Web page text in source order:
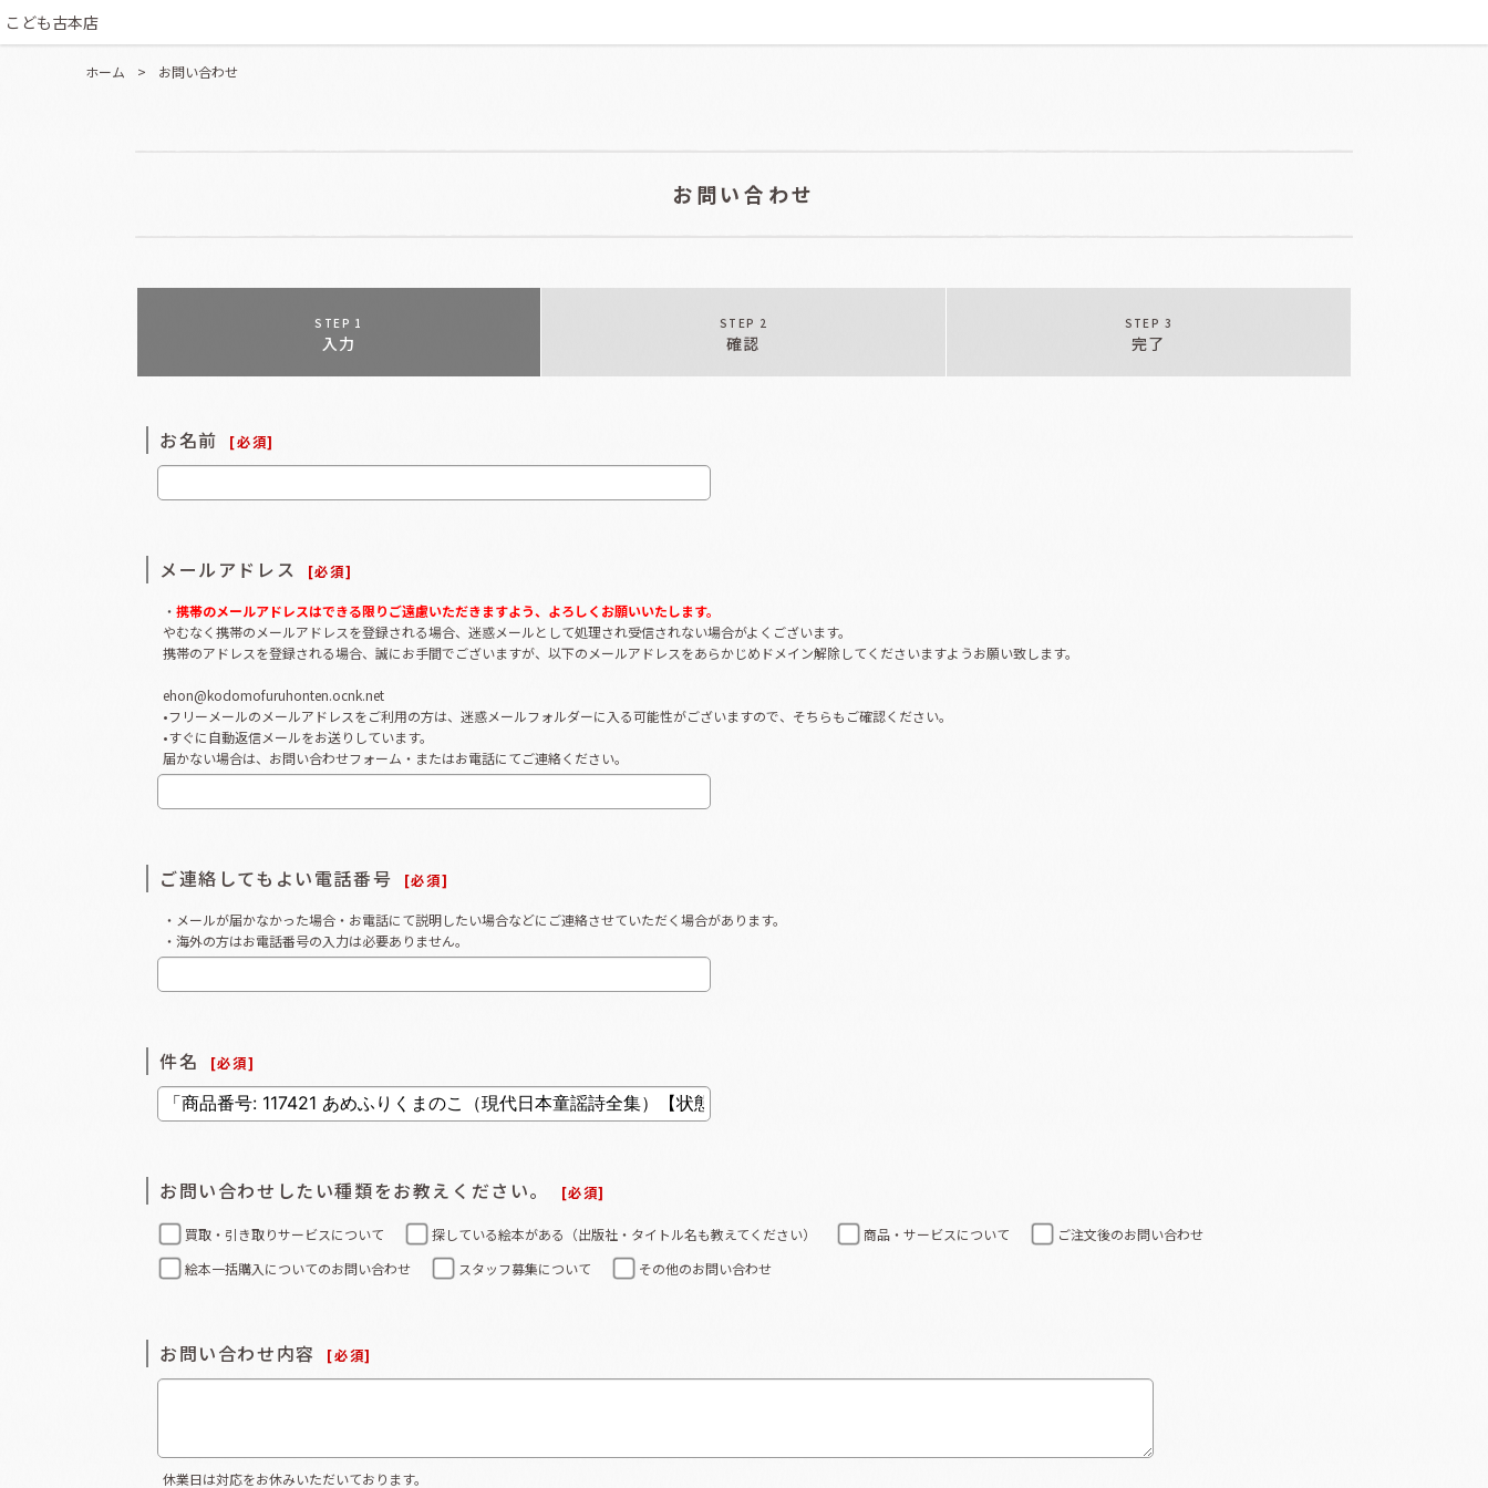
こども古本店
ホーム > お問い合わせ
お問い合わせ
STEP 1
入力
STEP 2
確認
STEP 3
完了
お名前 [必須]
メールアドレス [必須]
・ 携帯のメールアドレスはできる限りご遠慮いただきますよう、よろしくお願いいたします。
やむなく携帯のメールアドレスを登録される場合、迷惑メールとして処理され受信されない場合がよくございます。
携帯のアドレスを登録される場合、誠にお手間でございますが、以下のメールアドレスをあらかじめドメイン解除してくださいますようお願い致します。
ehon@kodomofuruhonten.ocnk.net
•フリーメールのメールアドレスをご利用の方は、迷惑メールフォルダーに入る可能性がございますので、そちらもご確認ください。
•すぐに自動返信メールをお送りしています。
届かない場合は、お問い合わせフォーム・またはお電話にてご連絡ください。
ご連絡してもよい電話番号 [必須]
・メールが届かなかった場合・お電話にて説明したい場合などにご連絡させていただく場合があります。
・海外の方はお電話番号の入力は必要ありません。
件名 [必須]
お問い合わせしたい種類をお教えください。 [必須]
買取・引き取りサービスについて 探している絵本がある（出版社・タイトル名も教えてください） 商品・サービスについて
ご注文後のお問い合わせ
絵本一括購入についてのお問い合わせ
スタッフ募集について その他のお問い合わせ
お問い合わせ内容 [必須]
休業日は対応をお休みいただいております。